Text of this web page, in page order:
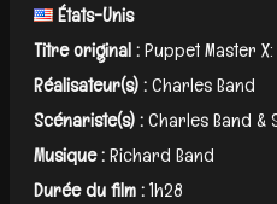
États-Unis
Titre original :Puppet Master X:
Réalisateur(s) :Charles Band
Scénariste(s) :Charles Band &
Musique :Richard Band
Durée du film :1h28